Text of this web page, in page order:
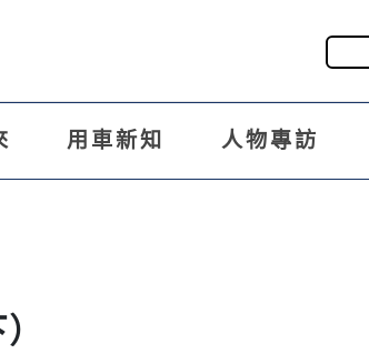
用車新知 人物專訪